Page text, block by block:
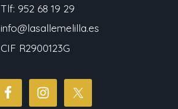
Tlf: 952 68 19 29
info@lasallemelilla.es
CIF R2900123G